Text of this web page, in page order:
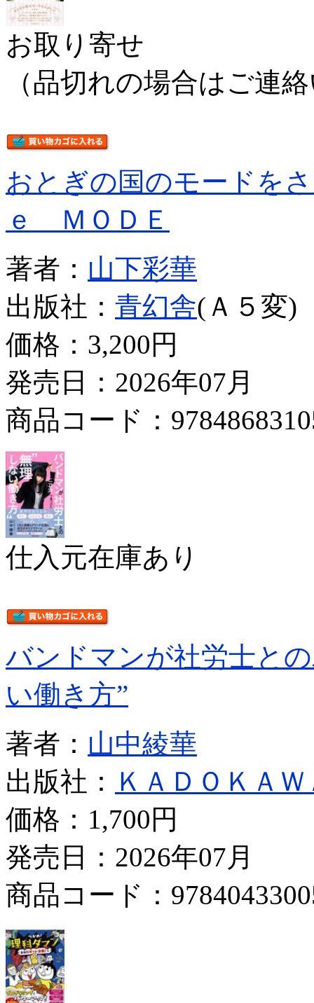
お取り寄せ
（品切れの場合はご連
おとぎの国のモード
ｅ ＭＯＤＥ
著者： 山下彩華
出版社： 青幻舎(Ａ５変)
価格： 3,200円
発売日：2026年07月
商品コード：
仕入元在庫あり
バンドマンが社労士と
い働き方”
著者： 山中綾華
出版社： ＫＡＤＯＫＡＷ
価格： 1,700円
発売日：2026年07月
商品コード：